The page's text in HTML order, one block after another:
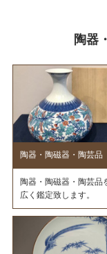
陶器
陶器・陶磁器・陶芸品
陶器・陶磁器・陶芸品
広く鑑定致します。